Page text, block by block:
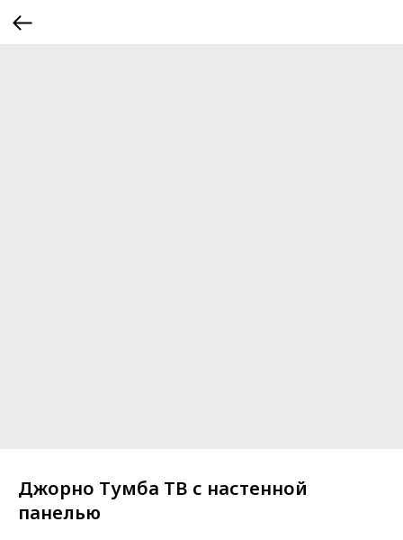
Джорно Тумба ТВ с настенной
панелью